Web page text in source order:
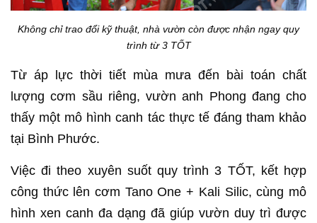
Không chỉ trao đổi kỹ thuật, nhà vườn còn được nhận ngay quy
trình từ 3 TỐT
Từ áp lực thời tiết mùa mưa đến bài toán chất
lượng cơm sầu riêng, vườn anh Phong đang cho
thấy một mô hình canh tác thực tế đáng tham khảo
tại Bình Phước.
Việc đi theo xuyên suốt quy trình 3 TỐT, kết hợp
công thức lên cơm Tano One + Kali Silic, cùng mô
hình xen canh đa dạng đã giúp vườn duy trì được